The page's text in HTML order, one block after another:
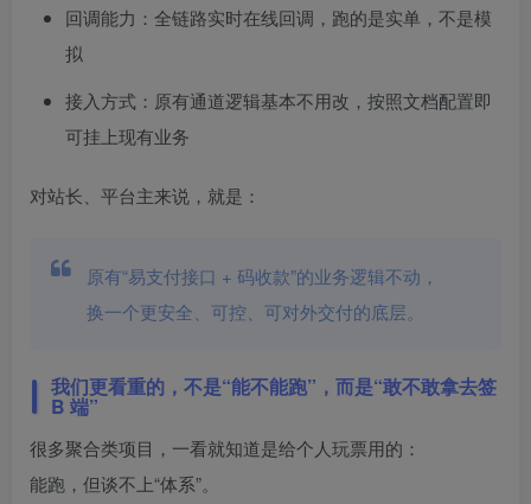
回调能力：全链路实时在线回调，跑的是实单，不是模
拟
接入方式：原有通道逻辑基本不用改，按照文档配置即
可挂上现有业务
对站长、平台主来说，就是：
原有“易支付接口 + 码收款”的业务逻辑不动，
换一个更安全、可控、可对外交付的底层。
我们更看重的，不是“能不能跑”，而是“敢不敢拿去签
B 端”
很多聚合类项目，一看就知道是给个人玩票用的：
能跑，但谈不上“体系”。